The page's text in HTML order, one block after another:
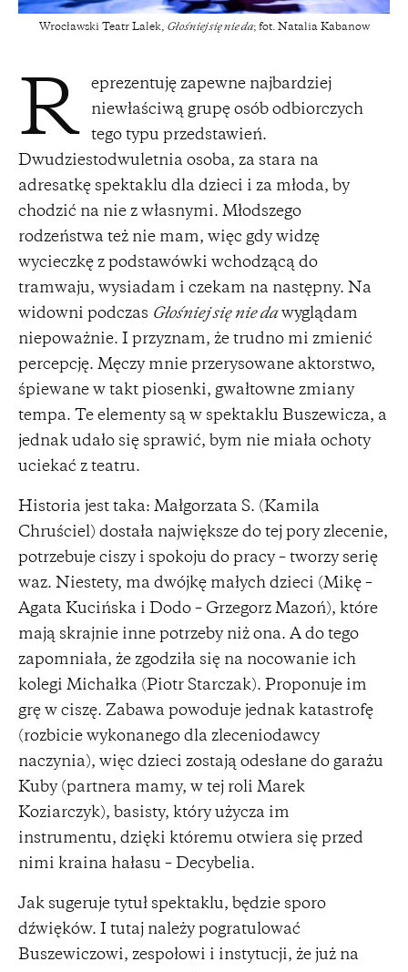
Wrocławski Teatr Lalek, Głośniej się nie da; fot. Natalia Kabanow
R
eprezentuję zapewne najbardziej
niewłaściwą grupę osób odbiorczych
tego typu przedstawień.
Dwudziestodwuletnia osoba, za stara na
adresatkę spektaklu dla dzieci i za młoda, by
chodzić na nie z własnymi. Młodszego
rodzeństwa też nie mam, więc gdy widzę
wycieczkę z podstawówki wchodzącą do
tramwaju, wysiadam i czekam na następny. Na
widowni podczas Głośniej się nie dawyglądam
niepoważnie. I przyznam, że trudno mi zmienić
percepcję. Męczy mnie przerysowane aktorstwo,
śpiewane w takt piosenki, gwałtowne zmiany
tempa. Te elementy są w spektaklu Buszewicza, a
jednak udało się sprawić, bym nie miała ochoty
uciekać z teatru.
Historia jest taka: Małgorzata S. (Kamila
Chruściel) dostała największe do tej pory zlecenie,
potrzebuje ciszy i spokoju do pracy – tworzy serię
waz. Niestety, ma dwójkę małych dzieci (Mikę –
Agata Kucińska i Dodo – Grzegorz Mazoń), które
mają skrajnie inne potrzeby niż ona. A do tego
zapomniała, że zgodziła się na nocowanie ich
kolegi Michałka (Piotr Starczak). Proponuje im
grę w ciszę. Zabawa powoduje jednak katastrofę
(rozbicie wykonanego dla zleceniodawcy
naczynia), więc dzieci zostają odesłane do garażu
Kuby (partnera mamy, w tej roli Marek
Koziarczyk), basisty, który użycza im
instrumentu, dzięki któremu otwiera się przed
nimi kraina hałasu – Decybelia.
Jak sugeruje tytuł spektaklu, będzie sporo
dźwięków. I tutaj należy pogratulować
Buszewiczowi, zespołowi i instytucji, że już na